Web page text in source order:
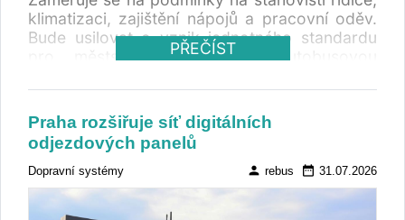
klimatizaci, zajištění nápojů a pracovní oděv.
Bude usilovat o vznik jednotného standardu
pro městskou a linkovou autobusovou
opatření.
PŘEČÍST
Praha rozšiřuje síť digitálních
odjezdových panelů
Dopravní systémy person rebus date_range 31.07.2026